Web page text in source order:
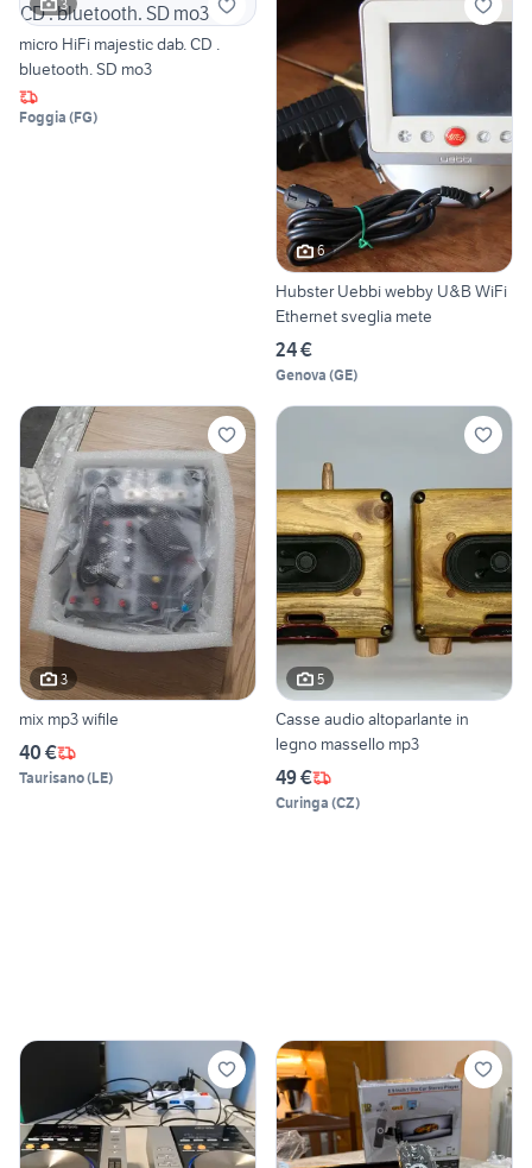
3
micro HiFi majestic dab. CD .
bluetooth. SD mo3
Foggia (FG)
6
Hubster Uebbi webby U&B WiFi
Ethernet sveglia mete
24 €
Genova (GE)
3
mix mp3 wifile
40 €
Taurisano(LE)
5
Casse audio altoparlante in
legno massello mp3
49 €
Curinga (CZ)